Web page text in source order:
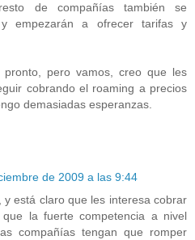
de compañías también se
empezarán a ofrecer tarifas y
pero vamos, creo que les
cobrando el roaming a precios
demasiadas esperanzas.
de 2009 a las 9:44
y está claro que les interesa cobrar
la fuerte competencia a nivel
compañías tengan que romper